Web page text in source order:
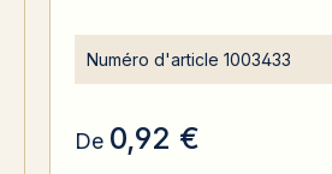
Numéro d'article 1003433
De 0,92 €